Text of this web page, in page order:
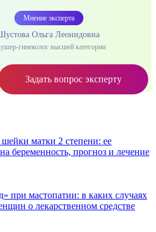
Мнение эксперта
Ольга Леонидовна
гинеколог высшей категории
Задать вопрос эксперту
шейки матки 2 степени: ее
беременность, прогноз и лечение
при мастопатии: в каких случаях
о лекарственном средстве